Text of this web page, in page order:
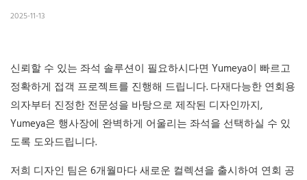
2025-11-13
신뢰할 수 있는 좌석 솔루션이 필요하시다면 Yumeya이 빠르고
정확하게 접객 프로젝트를 진행해 드립니다. 다재다능한 연회용
의자부터 진정한 전문성을 바탕으로 제작된 디자인까지,
Yumeya은 행사장에 완벽하게 어울리는 좌석을 선택하실 수 있
도록 도와드립니다.
저희 디자인 팀은 6개월마다 새로운 컬렉션을 출시하여 연회 공